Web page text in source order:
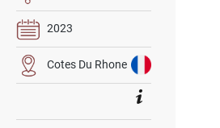
2023
Cotes Du Rhone